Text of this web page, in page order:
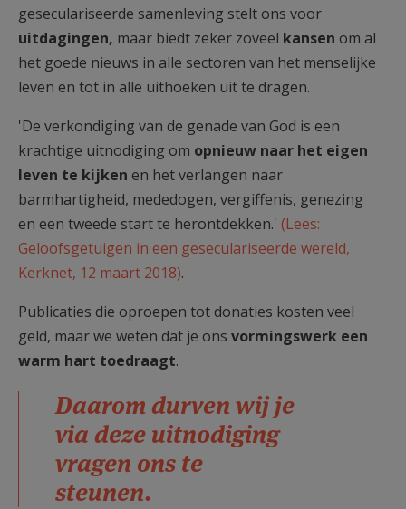
geseculariseerde samenleving stelt ons voor
uitdagingen, maar biedt zeker zoveel kansen om al
het goede nieuws in alle sectoren van het menselijke
leven en tot in alle uithoeken uit te dragen.
'De verkondiging van de genade van God is een
krachtige uitnodiging om opnieuw naar het eigen
leven te kijken en het verlangen naar
barmhartigheid, mededogen, vergiffenis, genezing
en een tweede start te herontdekken.' (Lees:
Geloofsgetuigen in een geseculariseerde wereld,
Kerknet, 12 maart 2018).
Publicaties die oproepen tot donaties kosten veel
geld, maar we weten dat je ons vormingswerk een
warm hart toedraagt.
Daarom durven wij je
via deze uitnodiging
vragen ons te
steunen.